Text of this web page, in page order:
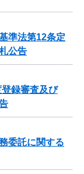
準法第12条定
公告
録審査及び
委託に関する